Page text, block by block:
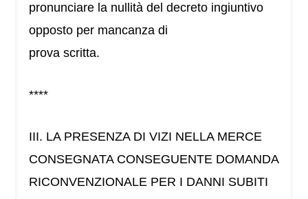
pronunciare la nullità del decreto ingiuntivo
opposto per mancanza di
prova scritta.
****
III. LA PRESENZA DI VIZI NELLA MERCE
CONSEGNATA CONSEGUENTE DOMANDA
RICONVENZIONALE PER I DANNI SUBITI